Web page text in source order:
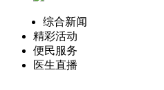
综合新闻
精彩活动
便民服务
医生直播